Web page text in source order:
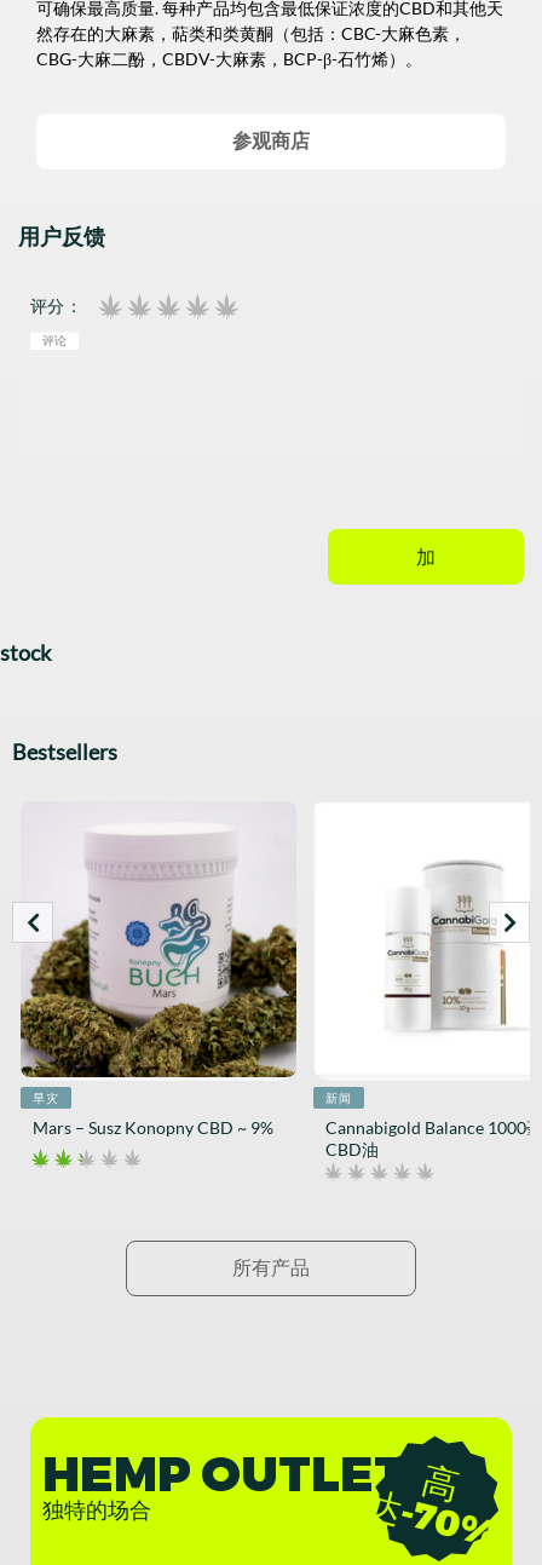
用户反馈
评分：
评论
加
可确保最高质量. 每种产品均包含最低保证浓度的CBD和其他天
然存在的大麻素，萜类和类黄酮（包括：CBC-大麻色素，
CBG-大麻二酚，CBDV-大麻素，BCP-β-石竹烯）。
参观商店
stock
Bestsellers
旱灾
Mars – Susz Konopny CBD ~ 9%
新闻
Cannabigold Balance 1000
CBD油
所有产品
HEMP OUTLET
独特的场合
高
达
-
7
0
%